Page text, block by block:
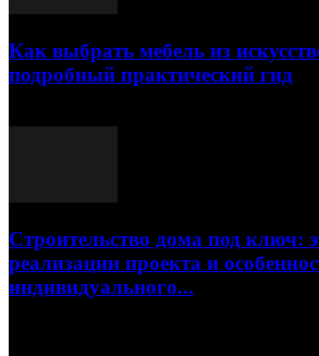
Как выбрать мебель из
подробный практический гид
Строительство дома под ключ:
реализации проекта и
индивидуального...